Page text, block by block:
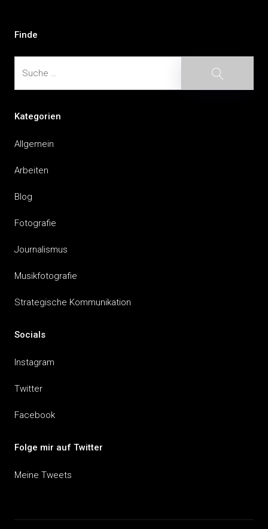
Finde
Suche
Kategorien
Allgemein
Arbeiten
Blog
Fotografie
Journalismus
Musikfotografie
Strategische Kommunikation
Socials
Instagram
Twitter
Facebook
Folge mir auf Twitter
Meine Tweets